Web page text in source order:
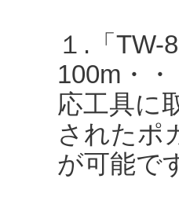
１.「TW-
100m・
応工具に
されたポ
が可能で